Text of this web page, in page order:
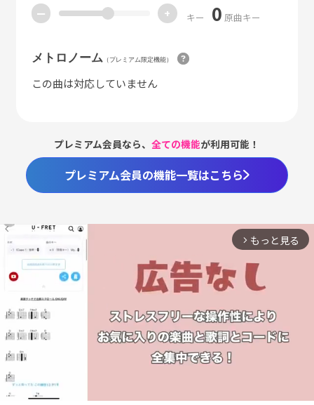
ー + キー 0 原曲キー
メトロノーム （プレミアム限定機能）
この曲は対応していません
プレミアム会員なら、全ての機能が利用可能！
プレミアム会員の機能一覧はこちら
arrow_forward_ios もっと見る